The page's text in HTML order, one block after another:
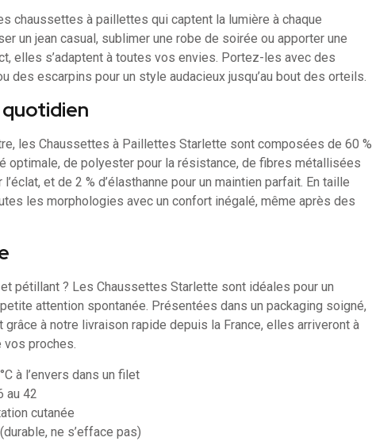
chaussettes à paillettes qui captent la lumière à chaque
un jean casual, sublimer une robe de soirée ou apporter une
elles s’adaptent à toutes vos envies. Portez-les avec des
des escarpins pour un style audacieux jusqu’au bout des orteils.
les Chaussettes à Paillettes Starlette sont composées de 60 %
optimale, de polyester pour la résistance, de fibres métallisées
et de 2 % d’élasthanne pour un maintien parfait. En taille
les morphologies avec un confort inégalé, même après des
et pétillant ? Les Chaussettes Starlette sont idéales pour un
attention spontanée. Présentées dans un packaging soigné,
à notre livraison rapide depuis la France, elles arriveront à
proches.
à l’envers dans un filet
au 42
cutanée
ne s’efface pas)